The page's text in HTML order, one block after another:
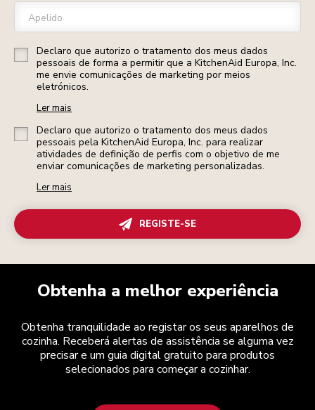
Apelido
Declaro que autorizo o tratamento dos meus dados
pessoais de forma a permitir que a KitchenAid Europa, Inc.
me envie comunicações de marketing por meios
eletrónicos.
Ler mais
Declaro que autorizo o tratamento dos meus dados
pessoais pela KitchenAid Europa, Inc. para realizar
atividades de definição de perfis com o objetivo de me
enviar comunicações de marketing personalizadas.
Ler mais
REGISTE-SE
Obtenha a melhor experiência
Obtenha tranquilidade ao registar os seus aparelhos de
cozinha. Receberá alertas de assistência se alguma vez
precisar e um guia digital gratuito para produtos
selecionados para começar a cozinhar.